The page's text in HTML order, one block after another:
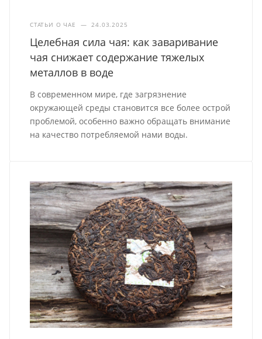
СТАТЬИ О ЧАЕ — 24.03.2025
Целебная сила чая: как заваривание
чая снижает содержание тяжелых
металлов в воде
В современном мире, где загрязнение
окружающей среды становится все более острой
проблемой, особенно важно обращать внимание
на качество потребляемой нами воды.